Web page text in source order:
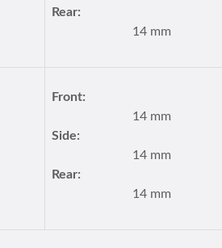
Rear:
14 mm
Front:
14 mm
Side:
14 mm
Rear:
14 mm